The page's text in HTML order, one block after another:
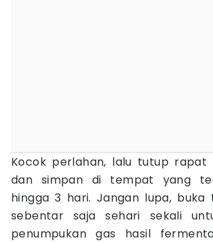
Kocok perlahan, lalu tutup
dan simpan di tempat yang
hingga 3 hari. Jangan lupa,
sebentar saja sehari sekali
penumpukan gas hasil